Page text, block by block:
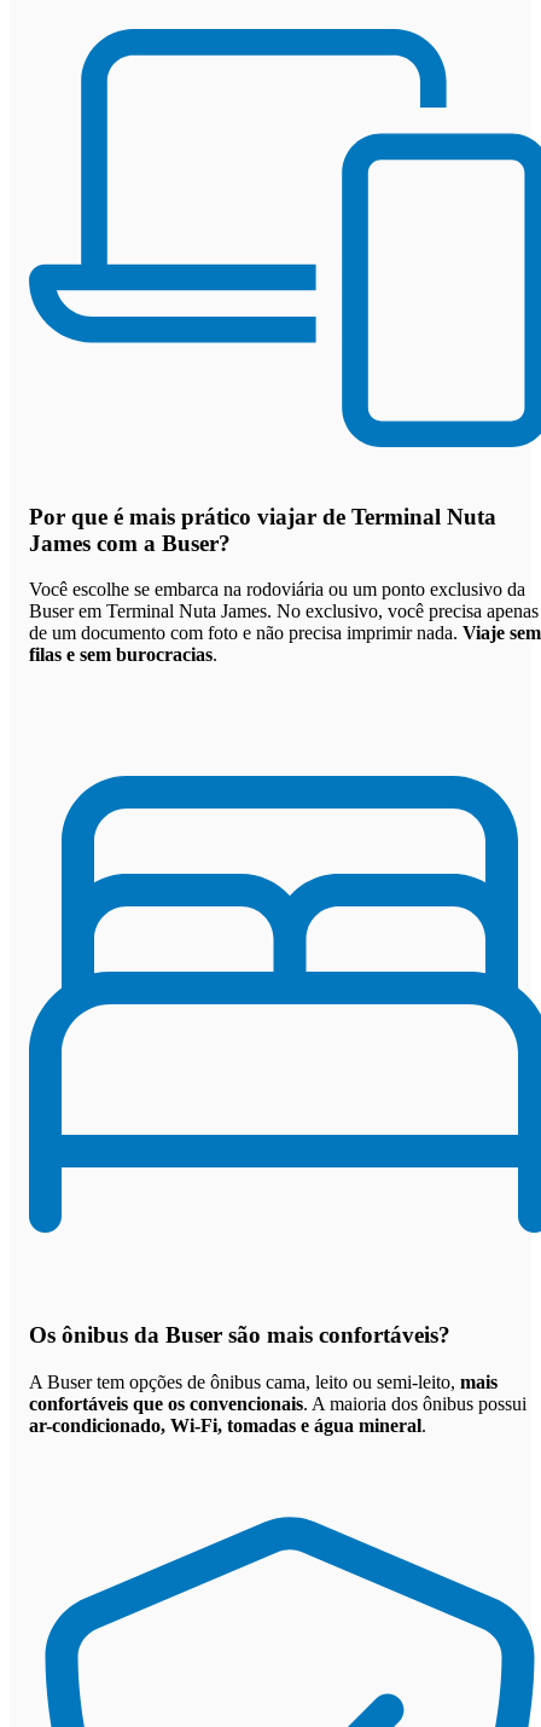
Por que é mais prático viajar de Terminal Nuta
James com a Buser?
Você escolhe se embarca na rodoviária ou um ponto exclusivo da
Buser em Terminal Nuta James. No exclusivo, você precisa apenas
de um documento com foto e não precisa imprimir nada. Viaje sem
filas e sem burocracias.
Os ônibus da Buser são mais confortáveis?
A Buser tem opções de ônibus cama, leito ou semi-leito, mais
confortáveis que os convencionais. A maioria dos ônibus possui
ar-condicionado, Wi-Fi, tomadas e água mineral.